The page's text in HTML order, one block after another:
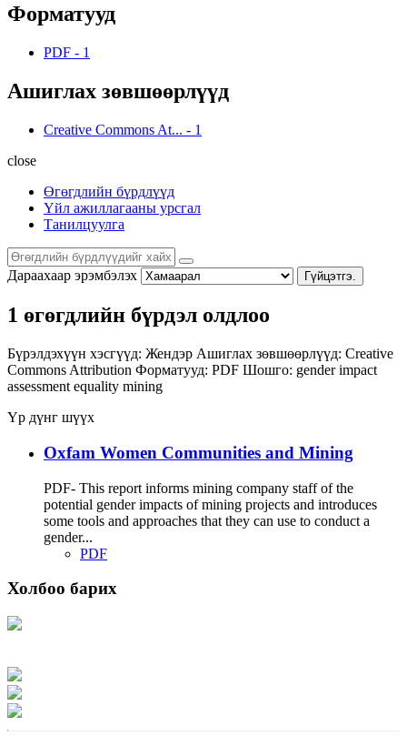
Форматууд
PDF - 1
Ашиглах зөвшөөрлүүд
Creative Commons At... - 1
close
Өгөгдлийн бүрдлүүд
Үйл ажиллагааны урсгал
Танилцуулга
Дараахаар эрэмбэлэх Гүйцэтгэ.
1 өгөгдлийн бүрдэл олдлоо
Бүрэлдэхүүн хэсгүүд: Жендэр Ашиглах зөвшөөрлүүд: Creative
Commons Attribution Форматууд: PDF Шошго: gender impact
assessment equality mining
Үр дүнг шүүх
Oxfam Women Communities and Mining
PDF- This report informs mining company staff of the
potential gender impacts of mining projects and introduces
some tools and approaches that they can use to conduct a
gender...
PDF
Холбоо барих